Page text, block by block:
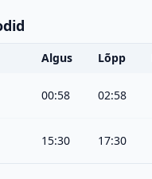
Algus Lõpp
00:58 02:58
15:30 17:30